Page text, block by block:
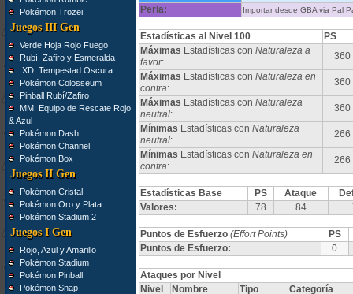
Pokémon Trozei!
Juegos III Gen
Verde Hoja Rojo Fuego
Rubí, Zafiro y Esmeralda
XD: Tempestad Oscura
Pokémon Colosseum
Pinball Rubí/Zafiro
MM: Equipo de Rescate Rojo
& Azul
Pokémon Dash
Pokémon Channel
Pokémon Box
Juegos II Gen
Pokémon Cristal
Pokémon Oro y Plata
Pokémon Stadium 2
Juegos I Gen
Rojo, Azul y Amarillo
Pokémon Stadium
Pokémon Pinball
Pokémon Snap
Perla: Importar desde GBA via Pal
Estadísticas al Nivel 100
PS
Máximas Estadísticas con Naturaleza a
favor:
360
Máximas Estadísticas con Naturaleza en
contra:
360
Máximas Estadísticas con Naturaleza
neutral:
360
Mínimas Estadísticas con Naturaleza
neutral:
266
Mínimas Estadísticas con Naturaleza en
contra:
266
Estadísticas Base PS Ataque
Valores:
78 84
Puntos de Esfuerzo (Effort Points)
PS
Puntos de Esfuerzo:
0
Ataques por Nivel
Nivel
Nombre Tipo
Categoría